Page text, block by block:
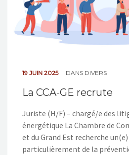
19 JUIN 2025 DANS DIVERS
La CCA-GE recrute
Juriste (H/F) – chargé/e des
énergétique La Chambre de
et du Grand Est recherche
particulièrement de la